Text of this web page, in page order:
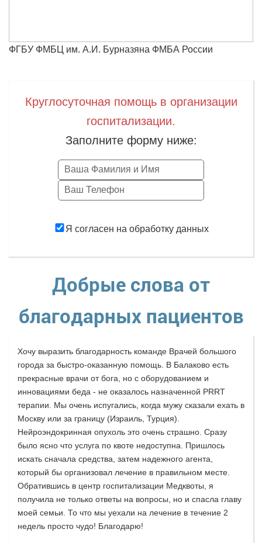
ФГБУ ФМБЦ им. А.И. Бурназяна ФМБА России
Круглосуточная помощь в организации
госпитализации.
Заполните форму ниже:
Я согласен на обработку данных
Добрые слова от
благодарных пациентов
Хочу выразить благодарность команде Врачей большого
города за быстро-оказанную помощь. В Балаково есть
прекрасные врачи от бога, но с оборудованием и
инновациями беда - не оказалось назначенной PRRT
терапии. Мы очень испугались, когда мужу сказали ехать в
Москву или за границу (Израиль, Турция).
Нейроэндокринная опухоль это очень страшно. Сразу
было ясно что услуга по квоте недоступна. Пришлось
искать сначала средства, затем надежного агента,
который бы организовал лечение в правильном месте.
Обратившись в центр госпитализации Медквоты, я
получила не только ответы на вопросы, но и спасла главу
моей семьи. То что мы уехали на лечение в течение 2
недель просто чудо! Благодарю!